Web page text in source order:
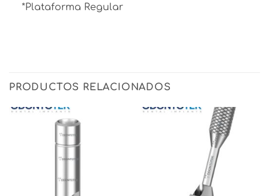
*Plataforma Regular
PRODUCTOS RELACIONADOS